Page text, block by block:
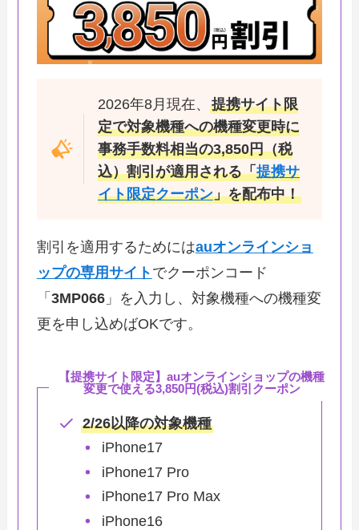
2026年8月現在、 提携サイト限
定で対象機種への機種変更時に
事務手数料相当の3,850円（税
込）割引が適用される「提携サ
イト限定クーポン」を配布中！
割引を適用するためにはauオンラインショ
ップの専用サイト でクーポンコード
「 3MP066」を入力し、対象機種への機種変
更を申し込めばOKです。
【提携サイト限定】auオンラインショップの機種
変更で使える3,850円(税込)割引クーポン
2/26以降の対象機種
iPhone17
iPhone17 Pro
iPhone17 Pro Max
iPhone16